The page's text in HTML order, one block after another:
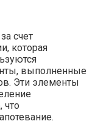
счет
которая
выполненные
Эти элементы
что